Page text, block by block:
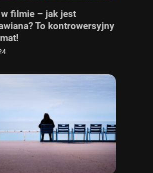
filmie – jak jest
To kontrowersyjny